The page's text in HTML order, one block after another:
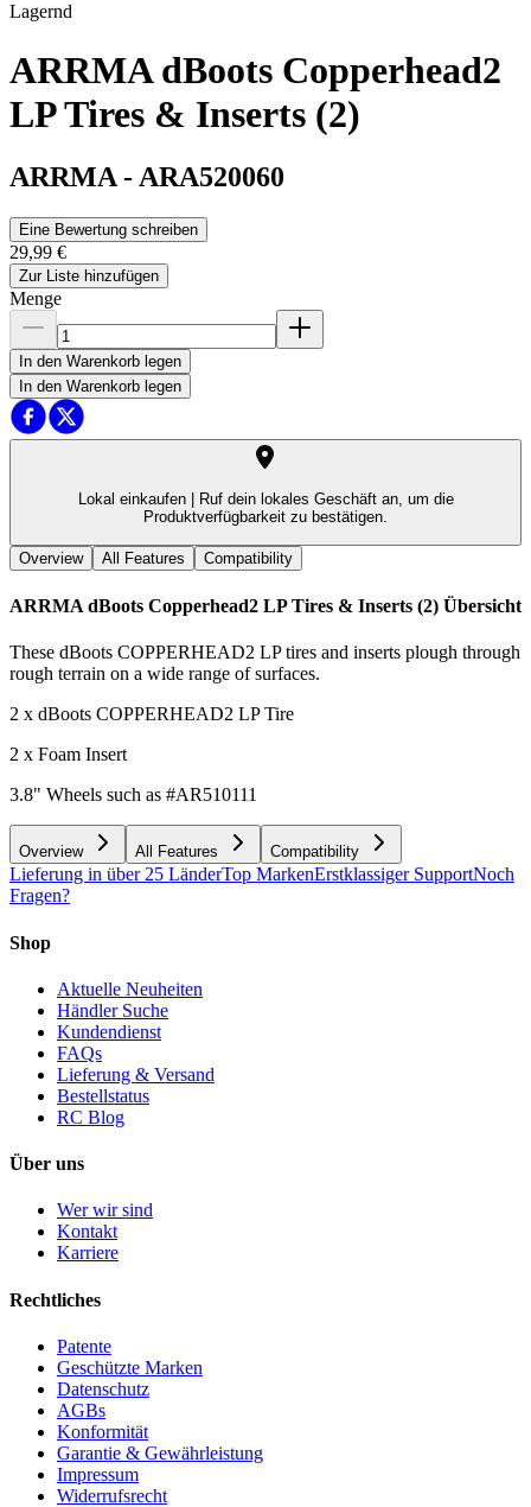
Lagernd
ARRMA dBoots Copperhead2
LP Tires & Inserts (2)
ARRMA - ARA520060
Eine Bewertung schreiben
29,99 €
Zur Liste hinzufügen
Menge
In den Warenkorb legen
In den Warenkorb legen
Lokal einkaufen |
Ruf dein lokales Geschäft an, um die
Produktverfügbarkeit zu bestätigen.
Overview All Features Compatibility
ARRMA dBoots Copperhead2 LP Tires & Inserts (2) Übersicht
These dBoots COPPERHEAD2 LP tires and inserts plough through
rough terrain on a wide range of surfaces.
2 x dBoots COPPERHEAD2 LP Tire
2 x Foam Insert
3.8" Wheels such as #AR510111
Overview All Features Compatibility
Lieferung in über 25 LänderTop MarkenErstklassiger SupportNoch
Fragen?
Shop
Aktuelle Neuheiten
Händler Suche
Kundendienst
FAQs
Lieferung & Versand
Bestellstatus
RC Blog
Über uns
Wer wir sind
Kontakt
Karriere
Rechtliches
Patente
Geschützte Marken
Datenschutz
AGBs
Konformität
Garantie & Gewährleistung
Impressum
Widerrufsrecht